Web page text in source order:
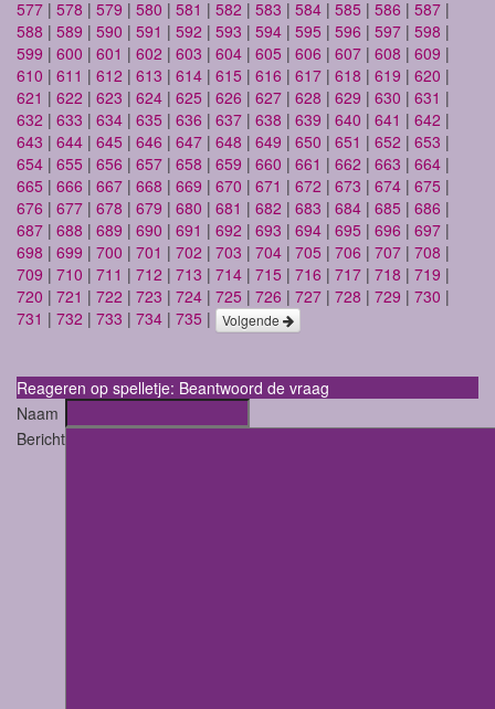
577 | 578 | 579 | 580 | 581 | 582 | 583 | 584 | 585 | 586 | 587 |
588 | 589 | 590 | 591 | 592 | 593 | 594 | 595 | 596 | 597 | 598 |
599 | 600 | 601 | 602 | 603 | 604 | 605 | 606 | 607 | 608 | 609 |
610 | 611 | 612 | 613 | 614 | 615 | 616 | 617 | 618 | 619 | 620 |
621 | 622 | 623 | 624 | 625 | 626 | 627 | 628 | 629 | 630 | 631 |
632 | 633 | 634 | 635 | 636 | 637 | 638 | 639 | 640 | 641 | 642 |
643 | 644 | 645 | 646 | 647 | 648 | 649 | 650 | 651 | 652 | 653 |
654 | 655 | 656 | 657 | 658 | 659 | 660 | 661 | 662 | 663 | 664 |
665 | 666 | 667 | 668 | 669 | 670 | 671 | 672 | 673 | 674 | 675 |
676 | 677 | 678 | 679 | 680 | 681 | 682 | 683 | 684 | 685 | 686 |
687 | 688 | 689 | 690 | 691 | 692 | 693 | 694 | 695 | 696 | 697 |
698 | 699 | 700 | 701 | 702 | 703 | 704 | 705 | 706 | 707 | 708 |
709 | 710 | 711 | 712 | 713 | 714 | 715 | 716 | 717 | 718 | 719 |
720 | 721 | 722 | 723 | 724 | 725 | 726 | 727 | 728 | 729 | 730 |
731 | 732 | 733 | 734 | 735 | Volgende
Reageren op spelletje: Beantwoord de vraag
Naam
Bericht